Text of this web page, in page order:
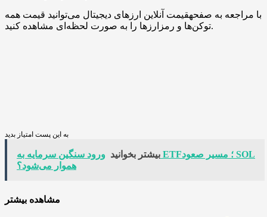
با مراجعه به صفحهقیمت آنلاین ارزهای دیجیتال می‌توانید قیمت همه
توکن‌ها و رمزارزها را به صورت لحظه‌ای مشاهده کنید.
به این پست امتیاز بدید
بیشتر بخوانید ورود سنگین سرمایه به ETF؛ مسیر صعود SOL
هموار می‌شود؟
مشاهده بیشتر